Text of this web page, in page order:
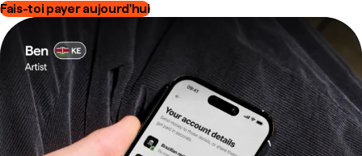
Fais-toi payer aujourd'hui